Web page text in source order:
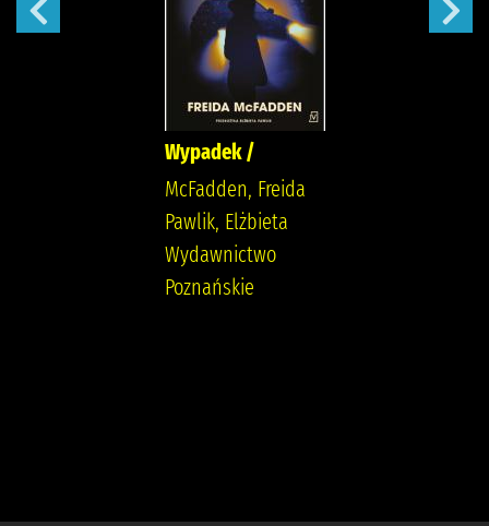
Wypadek /
McFadden, Freida
Pawlik, Elżbieta
Wydawnictwo
Poznańskie